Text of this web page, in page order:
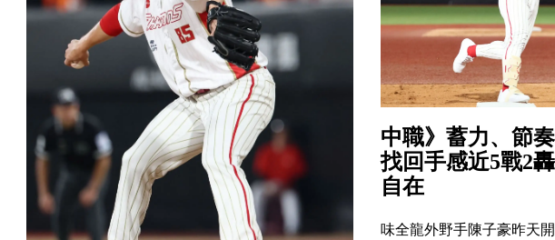
中職》蓄力、節
找回手感近5戰2
自在
味全龍外野手陳子豪昨天